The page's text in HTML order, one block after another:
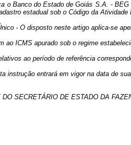
o Banco do Estado de Goiás S.A. - BEG
estadual sob o Código da Atividade
- O disposto neste artigo aplica-se
ao ICMS apurado sob o regime
ao período de referência
instrução entrará em vigor na data de
SECRETÁRIO DE ESTADO DA